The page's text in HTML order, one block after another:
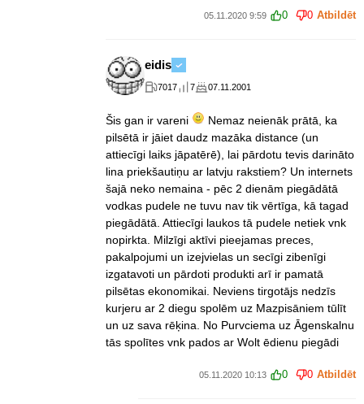
05.11.2020 9:59 0 0 Atbildēt
eidis
7017 7 07.11.2001
Šis gan ir vareni
Nemaz neienāk prātā, ka
pilsētā ir jāiet daudz mazāka distance (un
attiecīgi laiks jāpatērē), lai pārdotu tevis darināto
lina priekšautiņu ar latvju rakstiem? Un internets
šajā neko nemaina - pēc 2 dienām piegādātā
vodkas pudele ne tuvu nav tik vērtīga, kā tagad
piegādātā. Attiecīgi laukos tā pudele netiek vnk
nopirkta. Milzīgi aktīvi pieejamas preces,
pakalpojumi un izejvielas un secīgi zibenīgi
izgatavoti un pārdoti produkti arī ir pamatā
pilsētas ekonomikai. Neviens tirgotājs nedzīs
kurjeru ar 2 diegu spolēm uz Mazpisāniem tūlīt
un uz sava rēķina. No Purvciema uz Āgenskalnu
tās spolītes vnk pados ar Wolt ēdienu piegādi
05.11.2020 10:13 0 0 Atbildēt